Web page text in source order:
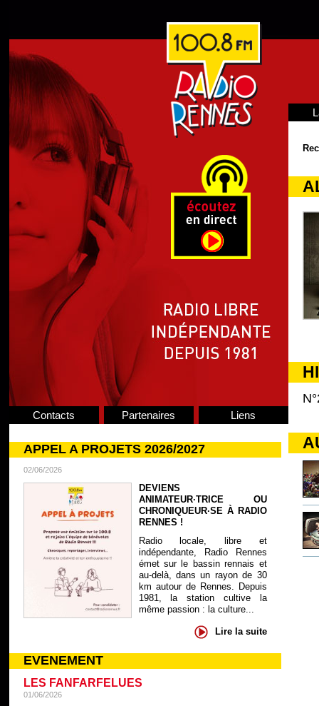
Contacts Partenaires Liens
APPEL A PROJETS 2026/2027
02/06/2026
DEVIENS
ANIMATEUR·TRICE OU
CHRONIQUEUR·SE À RADIO
RENNES !
Radio locale, libre et
indépendante, Radio Rennes
émet sur le bassin rennais et
au-delà, dans un rayon de 30
km autour de Rennes. Depuis
1981, la station cultive la
même passion : la culture...
Lire la suite
EVENEMENT
LES FANFARFELUES
01/06/2026